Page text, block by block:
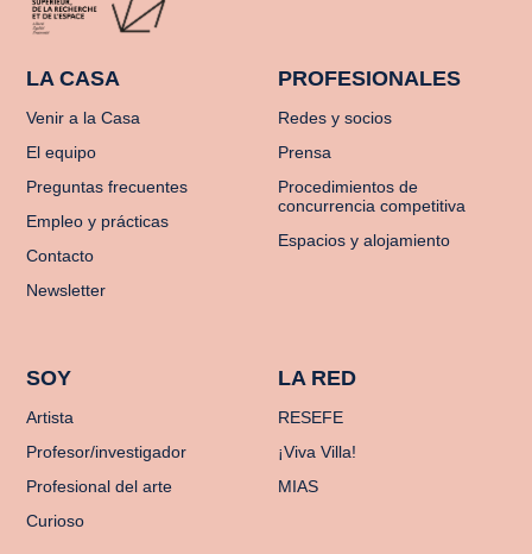
LA CASA
Venir a la Casa
El equipo
Preguntas frecuentes
Empleo y prácticas
Contacto
Newsletter
PROFESIONALES
Redes y socios
Prensa
Procedimientos de
concurrencia competitiva
Espacios y alojamiento
SOY
Artista
Profesor/investigador
Profesional del arte
Curioso
LA RED
RESEFE
¡Viva Villa!
MIAS